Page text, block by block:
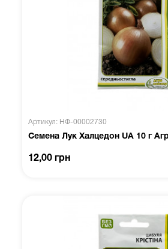
Артикул: НФ-00002730
Семена Лук Халцедон UA 10 г
12,00 грн